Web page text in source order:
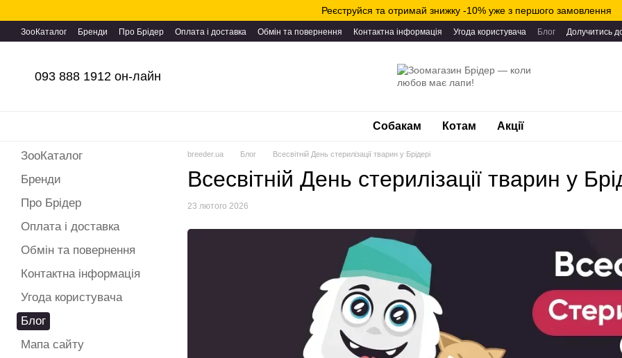
Реєструйся та отримай знижку -10% уже з першого замовлення
ЗооКаталог Бренди Про Брідер Оплата і доставка Обмін та повернення Контактна інформація Угода користувача Блог Долучитись
093 888 1912 он-лайн
Собакам Котам Акції
breeder.ua Блог Всесвітній День стерилізації тварин у Брідері
Всесвітній День стерилізації тварин у
23 лютого 2026
ЗооКаталог
Бренди
Про Брідер
Оплата і доставка
Обмін та повернення
Контактна інформація
Угода користувача
Блог
Мапа сайту